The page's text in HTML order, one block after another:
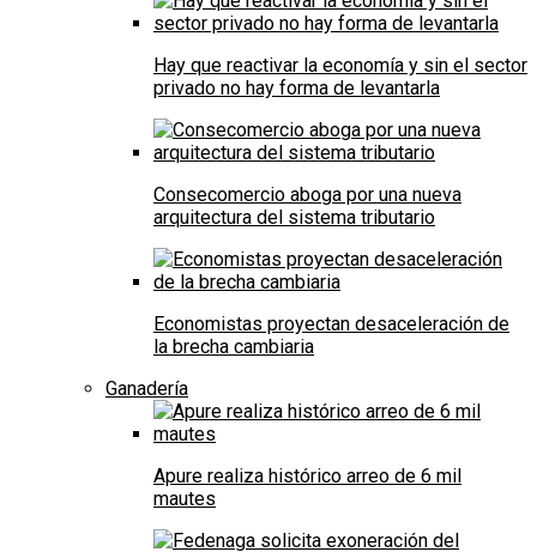
Hay que reactivar la economía y sin el sector
privado no hay forma de levantarla
Consecomercio aboga por una nueva
arquitectura del sistema tributario
Economistas proyectan desaceleración de
la brecha cambiaria
Ganadería
Apure realiza histórico arreo de 6 mil
mautes